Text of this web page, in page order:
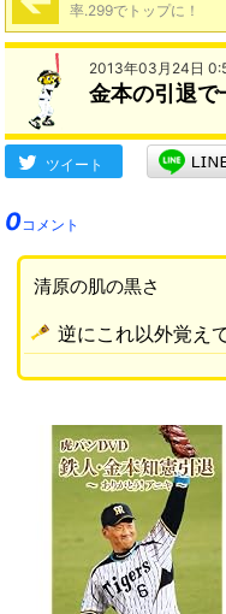
率.299でトップに！
2013年03月24日
金本の引退
ツイート
0コメント
清原の肌の黒さ
逆にこれ以外覚え